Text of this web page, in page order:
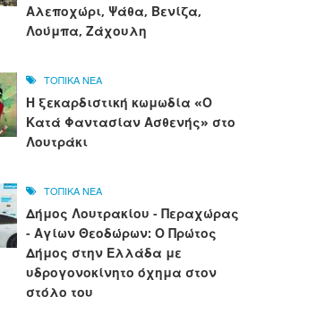
Αλεποχώρι, Ψάθα, Βενίζα,
Λούμπα, Ζάχουλη
ΤΟΠΙΚΑ ΝΕΑ
Η ξεκαρδιστική κωμωδία «Ο
Κατά Φαντασίαν Ασθενής» στο
Λουτράκι
ΤΟΠΙΚΑ ΝΕΑ
Δήμος Λουτρακίου - Περαχώρας
- Αγίων Θεοδώρων: Ο Πρώτος
Δήμος στην Ελλάδα με
υδρογονοκίνητο όχημα στον
στόλο του